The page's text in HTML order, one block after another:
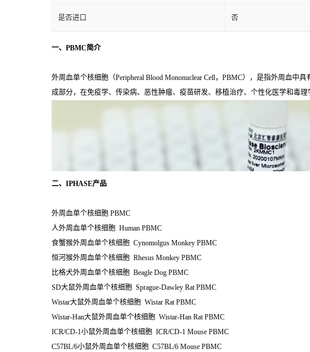
是否进口 否
一、PBMC简介
外周血单个核细胞（Peripheral Blood Mononuclear Cell，PBMC），是指外周血
成部分，在免疫学、传染病、恶性肿瘤、疫苗研发、移植治疗、个性化医学和毒理
二、IPHASE产品
外周血单个核细胞 PBMC
人外周血单个核细胞 Human PBMC
食蟹猴外周血单个核细胞 Cynomolgus Monkey PBMC
恒河猴外周血单个核细胞 Rhesus Monkey PBMC
比格犬外周血单个核细胞 Beagle Dog PBMC
SD大鼠外周血单个核细胞 Sprague-Dawley Rat PBMC
Wistar大鼠外周血单个核细胞 Wistar Rat PBMC
Wistar-Han大鼠外周血单个核细胞 Wistar-Han Rat PBMC
ICR/CD-1小鼠外周血单个核细胞 ICR/CD-1 Mouse PBMC
C57BL/6小鼠外周血单个核细胞 C57BL/6 Mouse PBMC